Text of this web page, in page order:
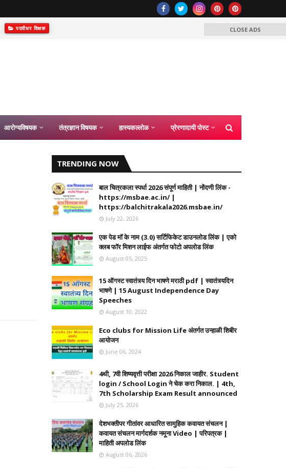
पदवीधर शिक्षक
आरोग्यविषयक तंत्रज्ञान विषयक हास्यकल्लोळ प्रेरणादायी पोस्ट
TRENDING NOW
बाल चित्रकला स्पर्धा 2026 संपूर्ण माहिती | नोंदणी लिंक -
https://msbae.ac.in/ |
https://balchitrakala2026.msbae.in/
July 22, 2026
एक पेड मॉ के नाम (3.0) सर्टिफिकेट डाउनलोड लिंक | एको
क्लब फॉर मिशन लाईफ अंतर्गत फोटो अपलोड लिंक
August 05, 2025
15 ऑगस्ट स्वातंत्र्य दिन भाषणे मराठी pdf | स्वातंत्र्यदिन
भाषणे | 15 August Independence Day
Speeches
August 10, 2022
Eco clubs for Mission Life अंतर्गत उन्हाळी शिबीर
आयोजन
June 06, 2024
4थी, 7वी शिष्यवृत्ती परीक्षा 2026 निकाल जाहीर. Student
login / School Login ने चेक करा निकाल. | 4th,
7th Scholarship Exam Result announced
July 25, 2026
देशभक्तीपर गीतांवर आधारित सामुहिक कवायत संचलन |
कवायत संचलन मार्गदर्शक नमूना Video | परिपत्रक |
माहिती अपलोड लिंक
August 06, 2026
CLOSE ADS